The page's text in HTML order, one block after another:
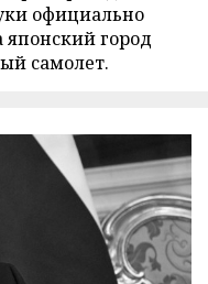
официально
японский город
самолет.